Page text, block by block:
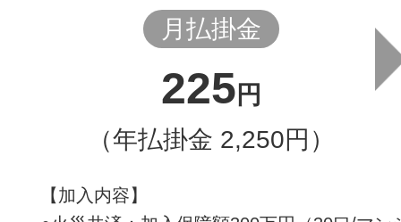
月払掛金
225 円
（年払掛金 2,250円）
【加入内容】